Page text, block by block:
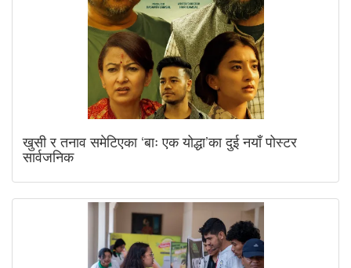
खुसी र तनाव समेटिएका ‘बाः एक योद्धा’का दुई नयाँ पोस्टर
सार्वजनिक